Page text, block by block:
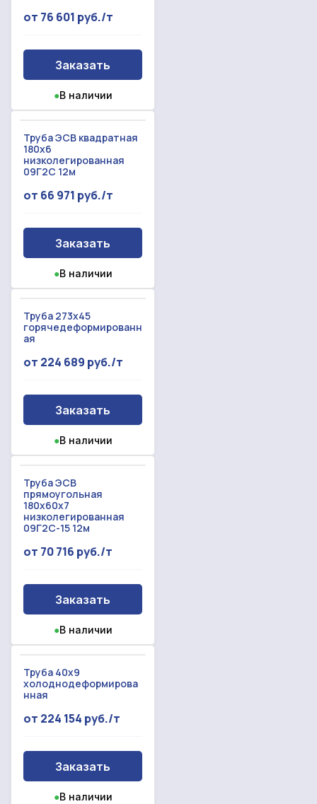
от 76 601 руб./т
Заказать
●В наличии
Труба ЭСВ квадратная
180x6
низколегированная
09Г2С 12м
от 66 971 руб./т
Заказать
●В наличии
Труба 273x45
горячедеформированн
ая
от 224 689 руб./т
Заказать
●В наличии
Труба ЭСВ
прямоугольная
180x60x7
низколегированная
09Г2С-15 12м
от 70 716 руб./т
Заказать
●В наличии
Труба 40x9
холоднодеформирова
нная
от 224 154 руб./т
Заказать
●В наличии